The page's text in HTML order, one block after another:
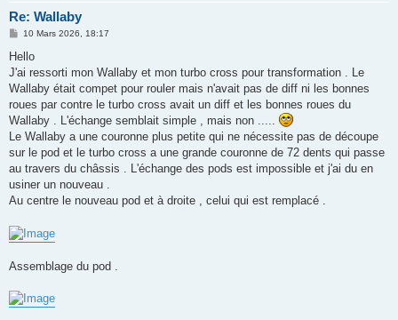
Re: Wallaby
M
s
a
g
10 Mars 2026, 18:17
Hello
J'ai ressorti mon Wallaby et mon turbo cross pour transformation . Le
Wallaby était compet pour rouler mais n'avait pas de diff ni les bonnes
roues par contre le turbo cross avait un diff et les bonnes roues du
Wallaby . L'échange semblait simple , mais non .....
Le Wallaby a une couronne plus petite qui ne nécessite pas de découpe
sur le pod et le turbo cross a une grande couronne de 72 dents qui passe
au travers du châssis . L'échange des pods est impossible et j'ai du en
usiner un nouveau .
Au centre le nouveau pod et à droite , celui qui est remplacé .
Assemblage du pod .